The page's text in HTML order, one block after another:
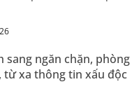
sang ngăn chặn, phòng
từ xa thông tin xấu độc